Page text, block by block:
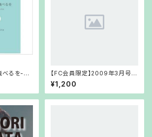
べるを-Or
【FC会員限定】2009年3月号
FCCD
¥1,200